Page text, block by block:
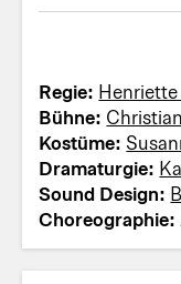
Regie:
Bühne:
Kostüme:
Dramaturgie:
Sound Design:
Choreographie: